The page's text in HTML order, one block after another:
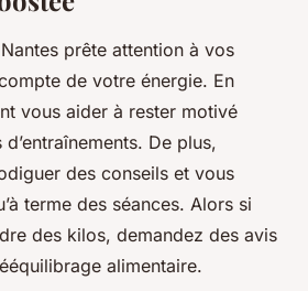
prête attention à vos
de votre énergie. En
vous aider à rester motivé
De plus,
des conseils et vous
terme des séances. Alors si
des kilos, demandez des avis
alimentaire.